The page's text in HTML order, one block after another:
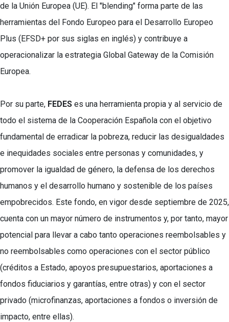
de la Unión Europea (UE). El "blending" forma parte de las
herramientas del Fondo Europeo para el Desarrollo Europeo
Plus (EFSD+ por sus siglas en inglés) y contribuye a
operacionalizar la estrategia Global Gateway de la Comisión
Europea.
Por su parte, FEDES es una herramienta propia y al servicio de
todo el sistema de la Cooperación Española con el objetivo
fundamental de erradicar la pobreza, reducir las desigualdades
e inequidades sociales entre personas y comunidades, y
promover la igualdad de género, la defensa de los derechos
humanos y el desarrollo humano y sostenible de los países
empobrecidos. Este fondo, en vigor desde septiembre de 2025,
cuenta con un mayor número de instrumentos y, por tanto, mayor
potencial para llevar a cabo tanto operaciones reembolsables y
no reembolsables como operaciones con el sector público
(créditos a Estado, apoyos presupuestarios, aportaciones a
fondos fiduciarios y garantías, entre otras) y con el sector
privado (microfinanzas, aportaciones a fondos o inversión de
impacto, entre ellas).